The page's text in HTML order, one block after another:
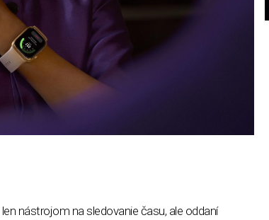
len nástrojom na sledovanie času, ale oddaní